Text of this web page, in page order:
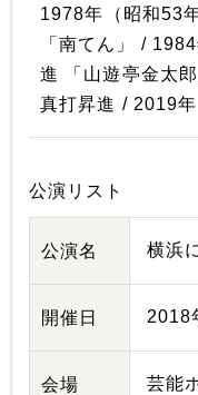
1978年（昭和53
「南てん」 /
進 「山遊亭金太
真打昇進 / 2019
公演リスト
公演名 横浜
開催日 2018
会場 芸能